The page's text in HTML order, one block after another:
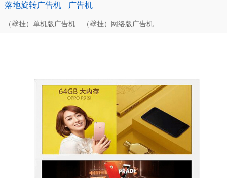
落地旋转广告机
广告机
（壁挂）单机版广告机 （壁挂）网络版广告机